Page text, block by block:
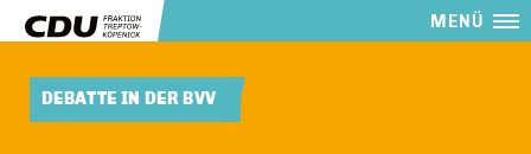
MENÜ
DEBATTE IN DER BVV